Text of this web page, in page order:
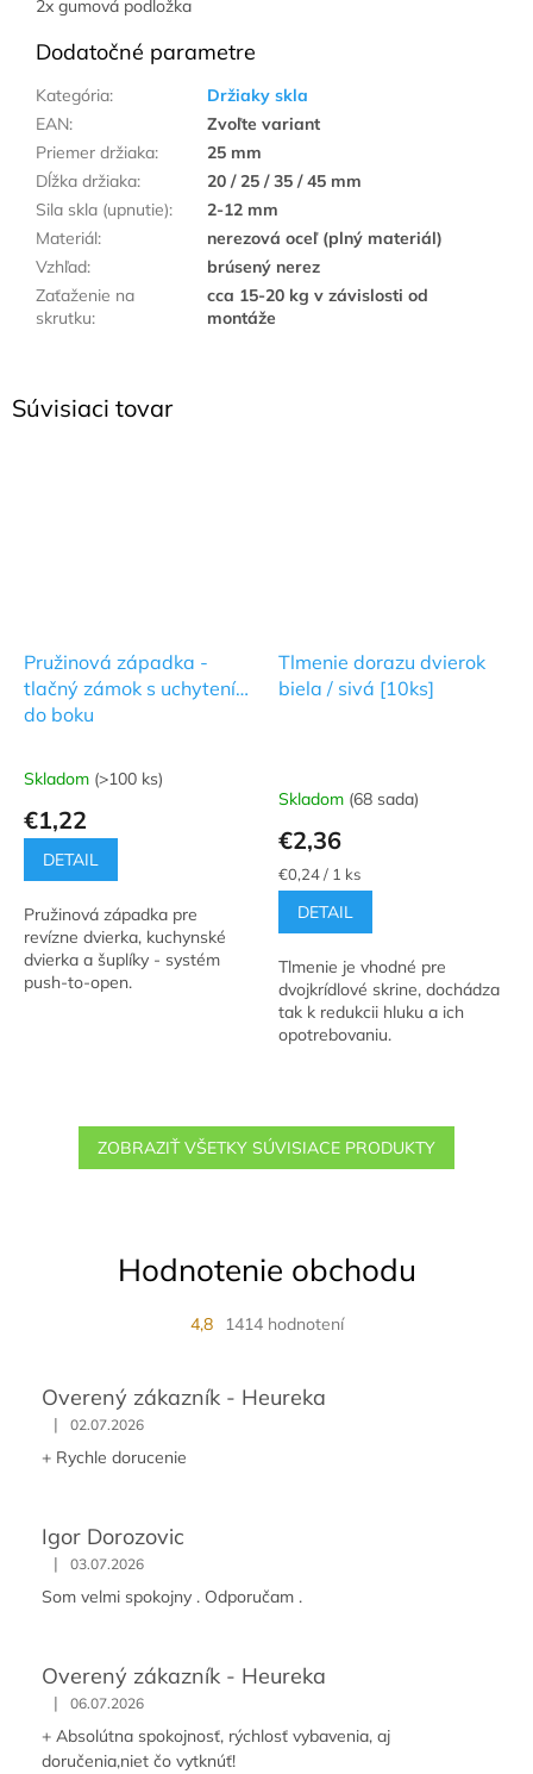
Súvisiaci tovar
Pružinová západka -
tlačný zámok s uchytením
do boku
Priemerné
produktu
5,0
5
hviezdičiek.
Skladom (>100 ks)
€1,22
DETAIL
Pružinová západka pre
revízne dvierka, kuchynské
dvierka a šuplíky - systém
push-to-open.
Tlmenie dorazu dvierok
biela / sivá [10ks]
Skladom (68 sada)
€2,36
Jednotková
cena:
€0,24 / 1 ks
DETAIL
Tlmenie je vhodné pre
dvojkrídlové skrine, dochádza
tak k redukcii hluku a ich
opotrebovaniu.
ZOBRAZIŤ VŠETKY SÚVISIACE PRODUKTY
2x gumová podložka
Dodatočné parametre
Kategória:
Držiaky skla
EAN:
Zvoľte variant
Priemer držiaka:
25 mm
Dĺžka držiaka:
20 / 25 / 35 / 45 mm
Sila skla (upnutie):
2-12 mm
Materiál:
nerezová oceľ (plný materiál)
Vzhľad:
brúsený nerez
Zaťaženie na
skrutku:
cca 15-20 kg v závislosti od
montáže
Hodnotenie obchodu
4,8 1414 hodnotení
Overený zákazník - Heureka
| 02.07.2026
+ Rychle dorucenie
Igor Dorozovic
| 03.07.2026
Som velmi spokojny . Odporučam .
Overený zákazník - Heureka
| 06.07.2026
+ Absolútna spokojnosť, rýchlosť vybavenia, aj
doručenia,niet čo vytknúť!